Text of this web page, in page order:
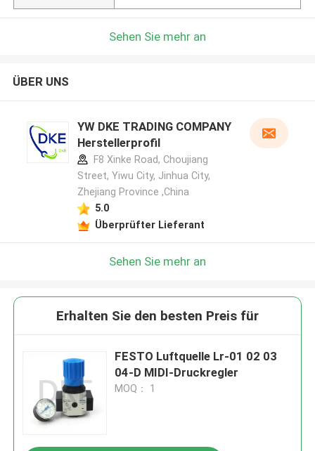
Sehen Sie mehr an
ÜBER UNS
YW DKE TRADING COMPANY
Herstellerprofil
F8 Xinke Road, Choujiang
Street, Yiwu City, Jinhua City,
Zhejiang Province ,China
5.0
Überprüfter Lieferant
Sehen Sie mehr an
Erhalten Sie den besten Preis für
FESTO Luftquelle Lr-01 02 03
04-D MIDI-Druckregler
MOQ： 1